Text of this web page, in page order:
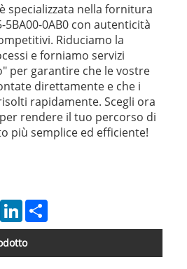
specializzata nella fornitura
5BA00-0AB0 con autenticità
Riduciamo la
e forniamo servizi
per garantire che le vostre
direttamente e che i
rapidamente. Scegli ora
rendere il tuo percorso di
più semplice ed efficiente!
PinterestLinkedIn